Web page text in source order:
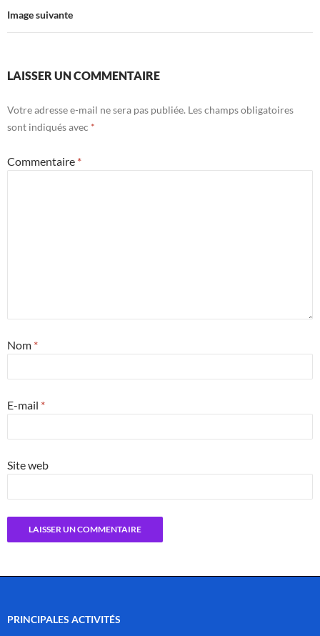
Image suivante
LAISSER UN COMMENTAIRE
Votre adresse e-mail ne sera pas publiée. Les champs obligatoires
sont indiqués avec *
Commentaire *
Nom *
E-mail *
Site web
PRINCIPALES ACTIVITÉS